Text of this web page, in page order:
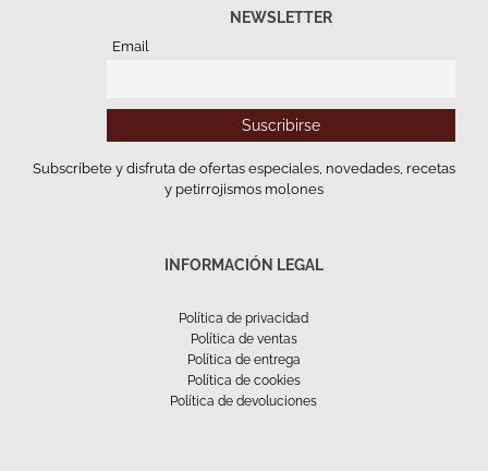
NEWSLETTER
Email
Subscríbete y disfruta de ofertas especiales, novedades, recetas
y petirrojismos molones
INFORMACIÓN LEGAL
Política de privacidad
Política de ventas
Política de entrega
Política de cookies
Política de devoluciones